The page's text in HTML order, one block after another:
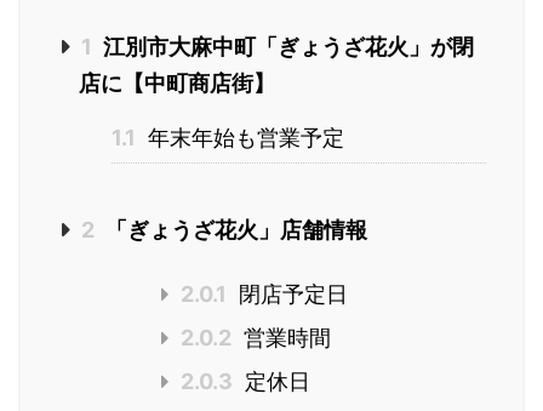
1 江別市大麻中町「ぎょうざ花火」が閉
店に【中町商店街】
1.1 年末年始も営業予定
2 「ぎょうざ花火」店舗情報
2.0.1
閉店予定日
2.0.2 営業時間
2.0.3 定休日